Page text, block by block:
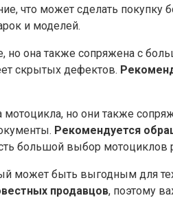
что может сделать покупку
и моделей.
она также сопряжена с
скрытых дефектов.​
но они также
Рекомендуется
большой выбор мотоциклов
может быть выгодным для
продавцов, поэтому